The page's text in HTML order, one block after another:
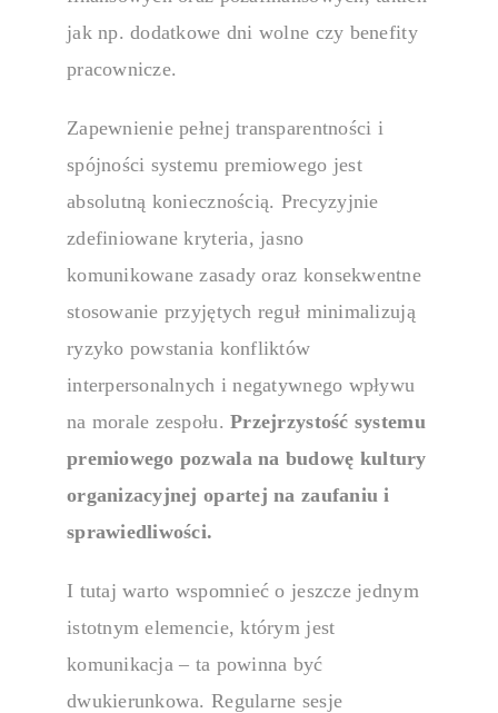
jak np. dodatkowe dni wolne czy benefity
pracownicze.
Zapewnienie pełnej transparentności i
spójności systemu premiowego jest
absolutną koniecznością. Precyzyjnie
zdefiniowane kryteria, jasno
komunikowane zasady oraz konsekwentne
stosowanie przyjętych reguł minimalizują
ryzyko powstania konfliktów
interpersonalnych i negatywnego wpływu
na morale zespołu.Przejrzystość systemu
premiowego pozwala na budowę kultury
organizacyjnej opartej na zaufaniu i
sprawiedliwości.
I tutaj warto wspomnieć o jeszcze jednym
istotnym elemencie, którym jest
komunikacja – ta powinna być
dwukierunkowa. Regularne sesje